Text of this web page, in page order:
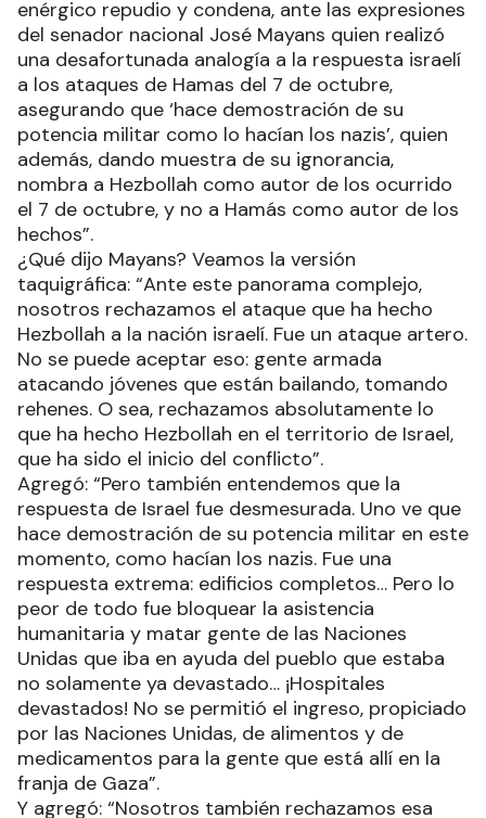
enérgico repudio y condena, ante las expresiones
del senador nacional José Mayans quien realizó
una desafortunada analogía a la respuesta israelí
a los ataques de Hamas del 7 de octubre,
asegurando que ‘hace demostración de su
potencia militar como lo hacían los nazis’, quien
además, dando muestra de su ignorancia,
nombra a Hezbollah como autor de los ocurrido
el 7 de octubre, y no a Hamás como autor de los
hechos”.
¿Qué dijo Mayans? Veamos la versión
taquigráfica: “Ante este panorama complejo,
nosotros rechazamos el ataque que ha hecho
Hezbollah a la nación israelí. Fue un ataque artero.
No se puede aceptar eso: gente armada
atacando jóvenes que están bailando, tomando
rehenes. O sea, rechazamos absolutamente lo
que ha hecho Hezbollah en el territorio de Israel,
que ha sido el inicio del conflicto”.
Agregó: “Pero también entendemos que la
respuesta de Israel fue desmesurada. Uno ve que
hace demostración de su potencia militar en este
momento, como hacían los nazis. Fue una
respuesta extrema: edificios completos… Pero lo
peor de todo fue bloquear la asistencia
humanitaria y matar gente de las Naciones
Unidas que iba en ayuda del pueblo que estaba
no solamente ya devastado… ¡Hospitales
devastados! No se permitió el ingreso, propiciado
por las Naciones Unidas, de alimentos y de
medicamentos para la gente que está allí en la
franja de Gaza”.
Y agregó: “Nosotros también rechazamos esa